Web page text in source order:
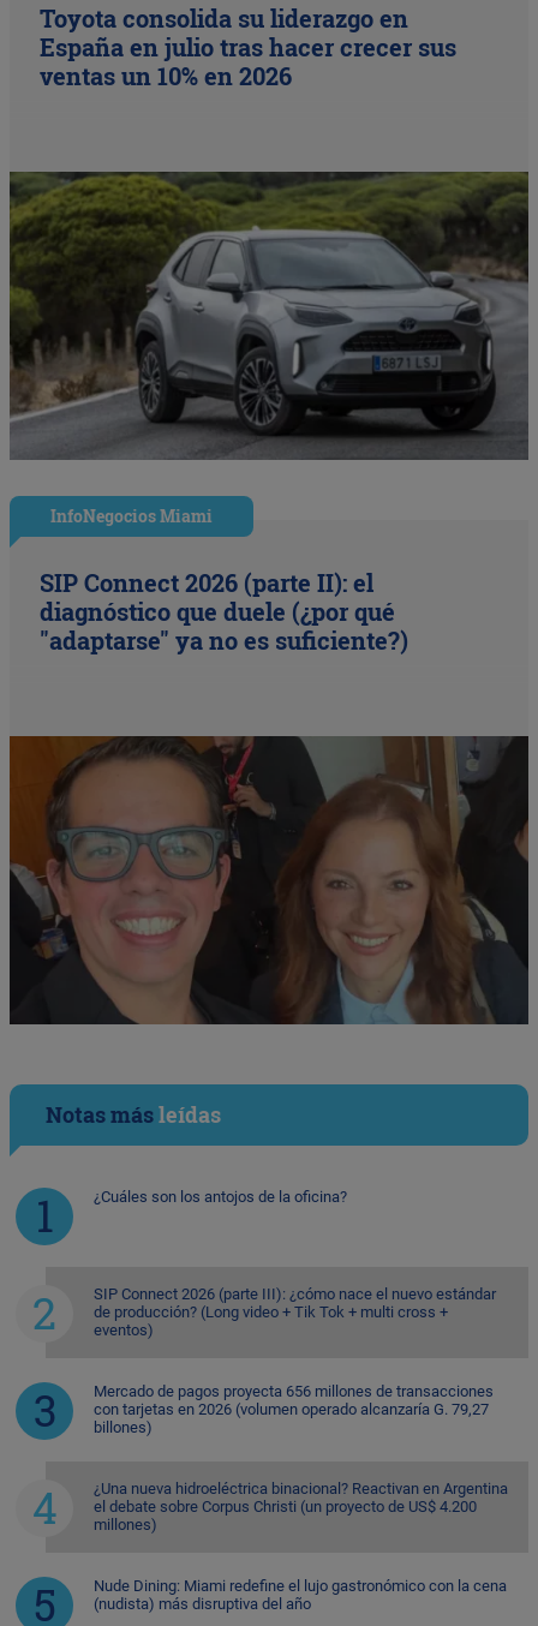
Toyota consolida su liderazgo en
España en julio tras hacer crecer sus
ventas un 10% en 2026
InfoNegocios Miami
SIP Connect 2026 (parte II): el
diagnóstico que duele (¿por qué
"adaptarse" ya no es suficiente?)
Notas másleídas
¿Cuáles son los antojos de la oficina?
SIP Connect 2026 (parte III): ¿cómo nace el nuevo estándar
de producción? (Long video + Tik Tok + multi cross +
eventos)
Mercado de pagos proyecta 656 millones de transacciones
con tarjetas en 2026 (volumen operado alcanzaría G. 79,27
billones)
¿Una nueva hidroeléctrica binacional? Reactivan en Argentina
el debate sobre Corpus Christi (un proyecto de US$ 4.200
millones)
Nude Dining: Miami redefine el lujo gastronómico con la cena
(nudista) más disruptiva del año